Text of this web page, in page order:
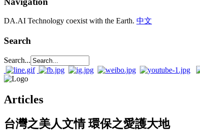
DA.AI Technology coexist with the Earth. 中文
Search
Search...
Articles
台灣之美人文情 環保之愛護大地